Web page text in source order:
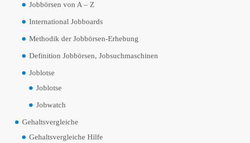
Jobbörsen von A – Z
International Jobboards
Methodik der Jobbörsen-Erhebung
Definition Jobbörsen, Jobsuchmaschinen
Joblotse
Joblotse
Jobwatch
Gehaltsvergleiche
Gehaltsvergleiche Hilfe